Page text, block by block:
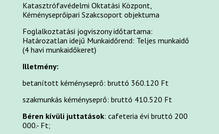
Katasztrófavédelmi Oktatási Központ,
Kéményseprőipari Szakcsoport objektuma
Foglalkoztatási jogviszony időtartama:
Határozatlan idejű Munkaidőrend: Teljes munkaidő
(4 havi munkaidőkeret)
Illetmény:
betanított kéményseprő: bruttó 360.120 Ft
szakmunkás kéményseprő: bruttó 410.520 Ft
Béren kívüli juttatások: cafeteria évi bruttó 200
000.- Ft;